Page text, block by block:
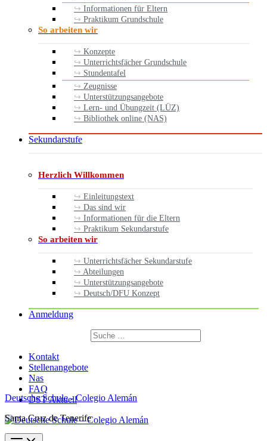
Informationen für Eltern
Praktikum Grundschule
So arbeiten wir
Konzepte
Unterrichtsfächer Grundschule
Stundentafel
Zeugnisse
Unterstützungsangebote
Lern- und Übungzeit (LÜZ)
Bibliothek online (NAS)
Sekundarstufe
Herzlich Willkommen
Einleitungstext
Das sind wir
Informationen für die Eltern
Praktikum Sekundarstufe
So arbeiten wir
Unterrichtsfächer Sekundarstufe
Abteilungen
Unterstützungsangebote
Deutsch/DFU Konzept
Anmeldung
Suchen
nach:
Kontakt
Stellenangebote
Nas
FAQ
DST Aktuell
Deutsche Schule - Colegio Alemán
Santa Cruz de Tenerife